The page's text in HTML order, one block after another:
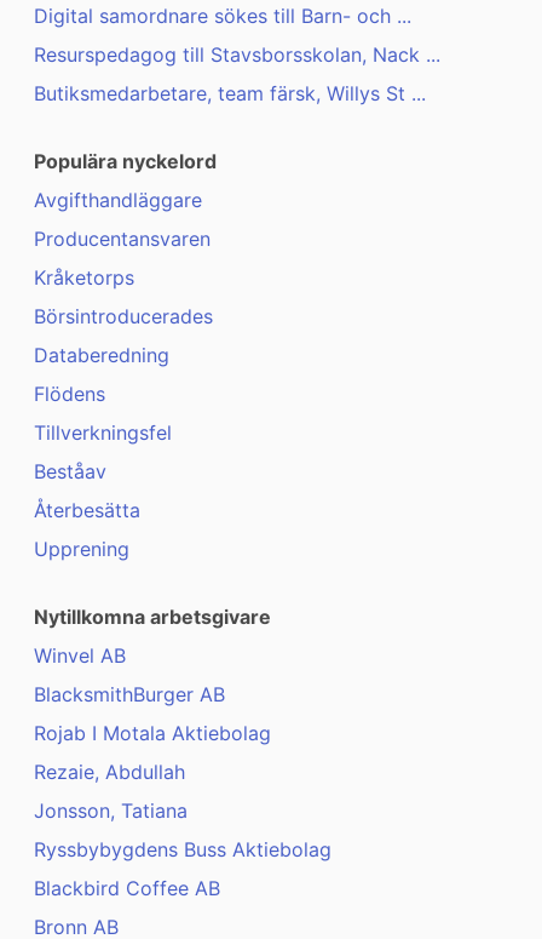
Digital samordnare sökes till Barn- och ...
Resurspedagog till Stavsborsskolan, Nack ...
Butiksmedarbetare, team färsk, Willys St ...
Populära nyckelord
Avgifthandläggare
Producentansvaren
Kråketorps
Börsintroducerades
Databeredning
Flödens
Tillverkningsfel
Beståav
Återbesätta
Upprening
Nytillkomna arbetsgivare
Winvel AB
BlacksmithBurger AB
Rojab I Motala Aktiebolag
Rezaie, Abdullah
Jonsson, Tatiana
Ryssbybygdens Buss Aktiebolag
Blackbird Coffee AB
Bronn AB